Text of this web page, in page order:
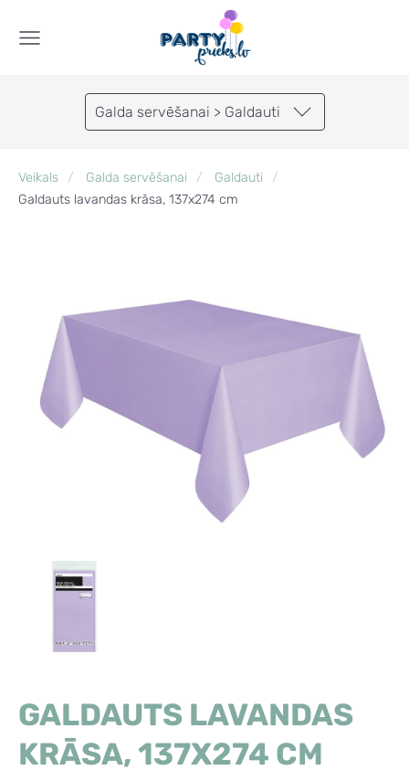
Galda servēšanai > Galdauti
Veikals Galda servēšanai
Galdauti
Galdauts lavandas krāsa, 137x274 cm
GALDAUTS LAVANDAS
KRĀSA, 137X274 CM